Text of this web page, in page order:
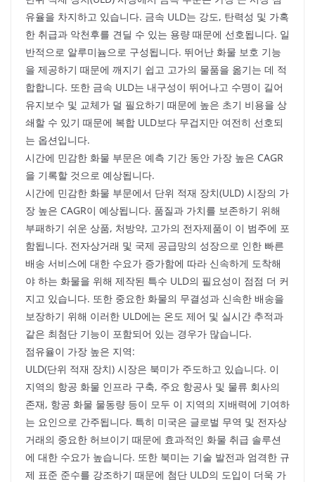
유율을 차지하고 있습니다. 금속 ULD는 강도, 탄력성 및 가혹
한 취급과 악천후를 견딜 수 있는 용량 때문에 선호됩니다. 일
반적으로 알루미늄으로 구성됩니다. 뛰어난 화물 보호 기능
을 제공하기 때문에 깨지기 쉽고 고가의 물품을 옮기는 데 적
합합니다. 또한 금속 ULD는 내구성이 뛰어나고 수명이 길어
유지보수 및 교체가 덜 필요하기 때문에 높은 초기 비용을 상
쇄할 수 있기 때문에 복합 ULD보다 무겁지만 여전히 선호되
는 옵션입니다.
시간에 민감한 화물 부문은 예측 기간 동안 가장 높은 CAGR
을 기록할 것으로 예상됩니다.
시간에 민감한 화물 부문에서 단위 적재 장치(ULD) 시장의 가
장 높은 CAGR이 예상됩니다. 품질과 가치를 보존하기 위해
부패하기 쉬운 상품, 처방약, 고가의 전자제품이 이 범주에 포
함됩니다. 전자상거래 및 국제 공급망의 성장으로 인한 빠른
배송 서비스에 대한 수요가 증가함에 따라 신속하게 도착해
야 하는 화물을 위해 제작된 특수 ULD의 필요성이 점점 더 커
지고 있습니다. 또한 중요한 화물의 무결성과 신속한 배송을
보장하기 위해 이러한 ULD에는 온도 제어 및 실시간 추적과
같은 최첨단 기능이 포함되어 있는 경우가 많습니다.
점유율이 가장 높은 지역:
ULD(단위 적재 장치) 시장은 북미가 주도하고 있습니다. 이
지역의 항공 화물 인프라 구축, 주요 항공사 및 물류 회사의
존재, 항공 화물 물동량 등이 모두 이 지역의 지배력에 기여하
는 요인으로 간주됩니다. 특히 미국은 글로벌 무역 및 전자상
거래의 중요한 허브이기 때문에 효과적인 화물 취급 솔루션
에 대한 수요가 높습니다. 또한 북미는 기술 발전과 엄격한 규
제 표준 준수를 강조하기 때문에 첨단 ULD의 도입이 더욱 가